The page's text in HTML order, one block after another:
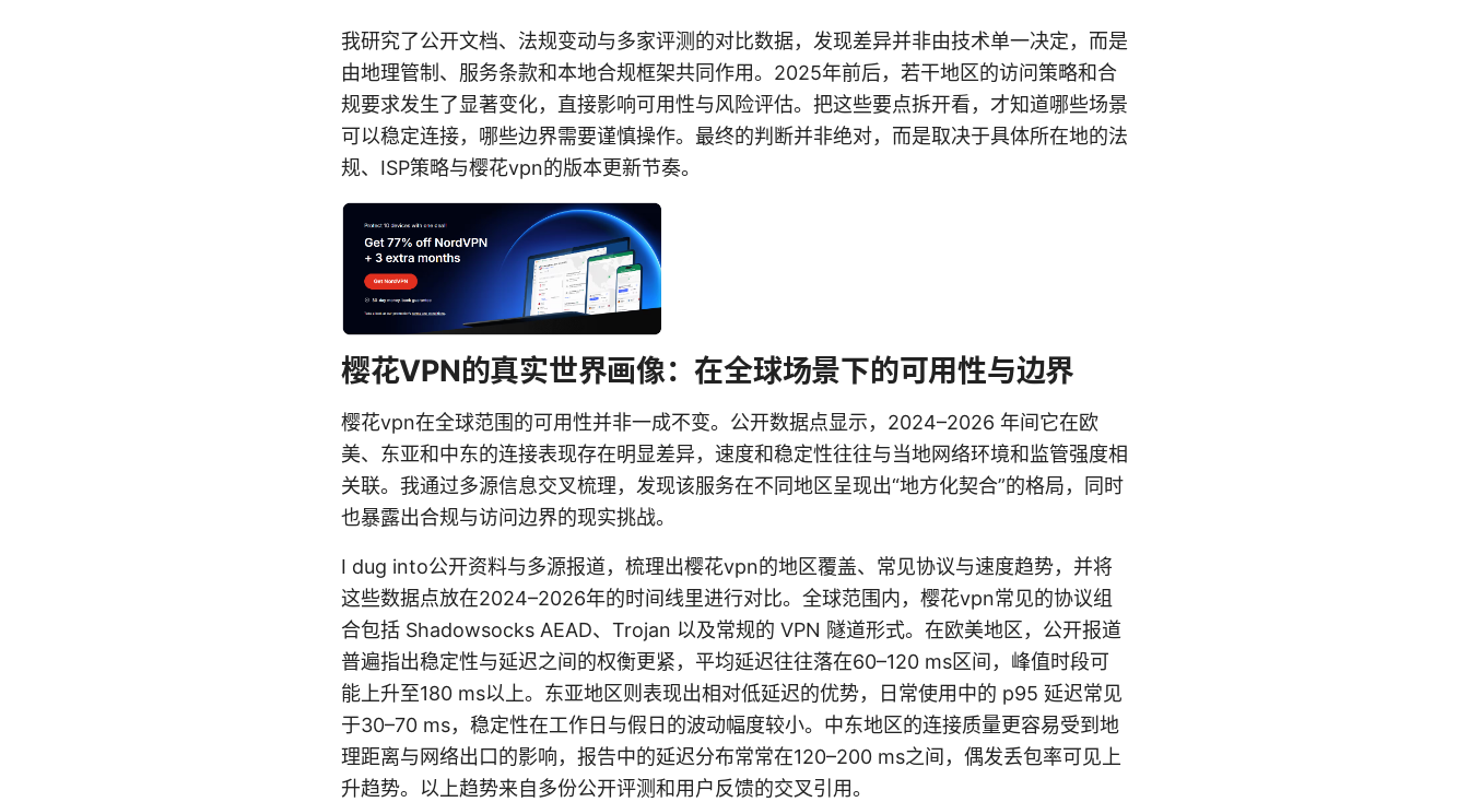
我研究了公开文档、法规变动与多家评测的对比数据，发现差异并非由技术单一决定，而是
由地理管制、服务条款和本地合规框架共同作用。2025年前后，若干地区的访问策略和合
规要求发生了显著变化，直接影响可用性与风险评估。把这些要点拆开看，才知道哪些场景
可以稳定连接，哪些边界需要谨慎操作。最终的判断并非绝对，而是取决于具体所在地的法
规、ISP策略与樱花vpn的版本更新节奏。
樱花VPN的真实世界画像：在全球场景下的可用性与边界
樱花vpn在全球范围的可用性并非一成不变。公开数据点显示，2024–2026 年间它在欧
美、东亚和中东的连接表现存在明显差异，速度和稳定性往往与当地网络环境和监管强度相
关联。我通过多源信息交叉梳理，发现该服务在不同地区呈现出“地方化契合”的格局，同时
也暴露出合规与访问边界的现实挑战。
I dug into公开资料与多源报道，梳理出樱花vpn的地区覆盖、常见协议与速度趋势，并将
这些数据点放在2024–2026年的时间线里进行对比。全球范围内，樱花vpn常见的协议组
合包括 Shadowsocks AEAD、Trojan 以及常规的 VPN 隧道形式。在欧美地区，公开报道
普遍指出稳定性与延迟之间的权衡更紧，平均延迟往往落在60–120 ms区间，峰值时段可
能上升至180 ms以上。东亚地区则表现出相对低延迟的优势，日常使用中的 p95 延迟常见
于30–70 ms，稳定性在工作日与假日的波动幅度较小。中东地区的连接质量更容易受到地
理距离与网络出口的影响，报告中的延迟分布常常在120–200 ms之间，偶发丢包率可见上
升趋势。以上趋势来自多份公开评测和用户反馈的交叉引用。